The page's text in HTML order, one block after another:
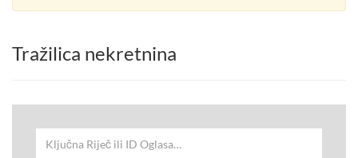
Tražilica nekretnina